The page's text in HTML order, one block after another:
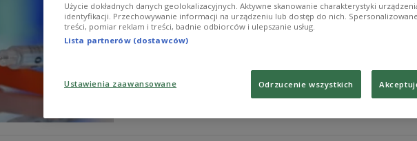
Szczepionki nowej generacji chronią nie tylko osoby,
Takie wyniki przynosi najnowszy raport badawczy
renomowane czasopismo naukowe "Nature".
Użycie dokładnych danych geolokalizacyjnych. Aktywne skanowanie charakterystyki
identyfikacji. Przechowywanie informacji na urządzeniu lub dostęp do nich.
treści, pomiar reklam i treści, badnie odbiorców i ulepszanie usług.
Lista partnerów (dostawców)
Ustawienia zaawansowane Odrzucenie wszystkich